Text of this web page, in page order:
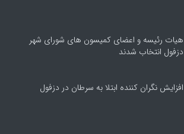
هیات رئیسه و اعضای کمیسون های شورای شهر
دزفول انتخاب شدند
افزایش نگران کننده ابتلا به سرطان در دزفول